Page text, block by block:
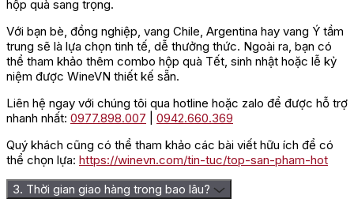
hộp quà sang trọng.
Với bạn bè, đồng nghiệp, vang Chile, Argentina hay vang Ý tầm
trung sẽ là lựa chọn tinh tế, dễ thưởng thức. Ngoài ra, bạn có
thể tham khảo thêm combo hộp quà Tết, sinh nhật hoặc lễ kỷ
niệm được WineVN thiết kế sẵn.
Liên hệ ngay với chúng tôi qua hotline hoặc zalo để được hỗ trợ
nhanh nhất: 0977.898.007
0942.660.369
Quý khách cũng có thể tham khảo các bài viết hữu ích để có
thể chọn lựa: https://winevn.com/tin-tuc/top-san-pham-hot
3. Thời gian giao hàng trong bao lâu?